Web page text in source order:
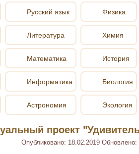
Русский язык
Литература
Математика
Информатика
Астрономия
Физика
Химия
История
Биология
Экология
проект
Опубликовано: 18.02.2019 Обновлено: